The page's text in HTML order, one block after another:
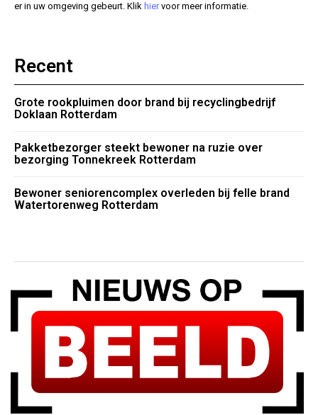
er in uw omgeving gebeurt. Klik hiervoor meer informatie.
Recent
Grote rookpluimen door brand bij recyclingbedrijf
Doklaan Rotterdam
Pakketbezorger steekt bewoner na ruzie over
bezorging Tonnekreek Rotterdam
Bewoner seniorencomplex overleden bij felle brand
Watertorenweg Rotterdam